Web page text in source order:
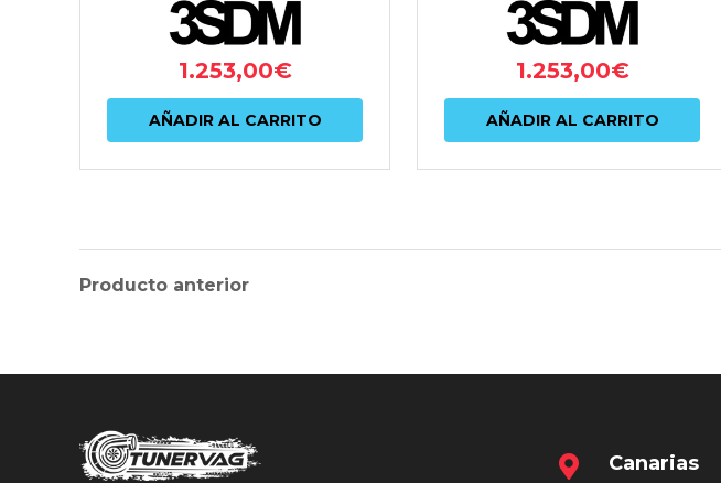
1.253,00€
AÑADIR AL CARRITO
1.253,00€
AÑADIR AL CARRITO
Producto anterior
Canarias